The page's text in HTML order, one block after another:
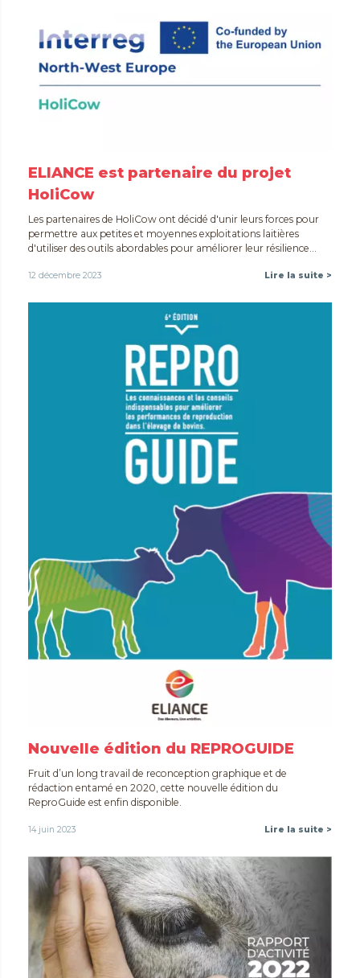
ELIANCE est partenaire du projet
HoliCow
Les partenaires de HoliCow ont décidé d'unir leurs forces pour
permettre aux petites et moyennes exploitations laitières
d'utiliser des outils abordables pour améliorer leur résilience...
12 décembre 2023 Lire la suite >
Nouvelle édition du REPROGUIDE
Fruit d’un long travail de reconception graphique et de
rédaction entamé en 2020, cette nouvelle édition du
ReproGuide est enfin disponible.
14 juin 2023 Lire la suite >